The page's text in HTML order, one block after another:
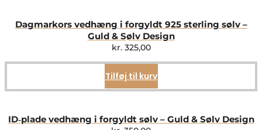
Dagmarkors vedhæng i forgyldt 925 sterling sølv –
Guld & Sølv Design
kr.325,00
Tilføj til kurv
ID‑plade vedhæng i forgyldt sølv – Guld & Sølv Design